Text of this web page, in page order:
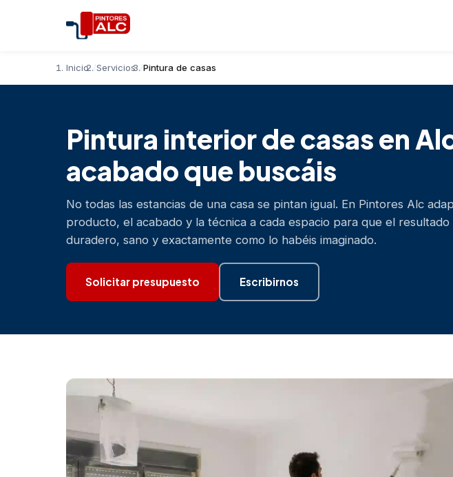
Inicio Servicios Pintura de casas
Pintura interior de casas en
acabado que buscáis
No todas las estancias de una casa se pintan igual. En Pintores Alc
producto, el acabado y la técnica a cada espacio para que el resultado
duradero, sano y exactamente como lo habéis imaginado.
Solicitar presupuesto Escribirnos